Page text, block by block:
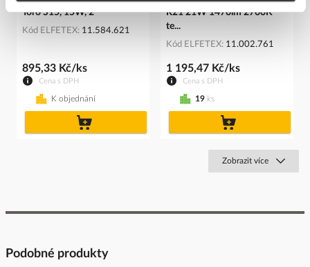
Toro S15, 15W, 2
Kód ELFETEX 11.584.621
Cena s DPH
895,33 Kč/ks
K objednání
R21 21W 1470lm 2700K
te...
Kód ELFETEX 11.002.761
Cena s DPH
1 195,47 Kč/ks
19 ks
Zobrazit více
Podobné produkty